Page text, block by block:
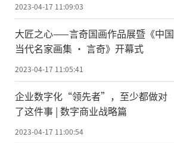
2023-04-17 11:09:03
大匠之心——言奇国画作品展暨《中国
当代名家画集 · 言奇》开幕式
2023-04-17 11:05:41
企业数字化“领先者”，至少都做对
了这件事 | 数字商业战略篇
2023-04-17 11:00:54